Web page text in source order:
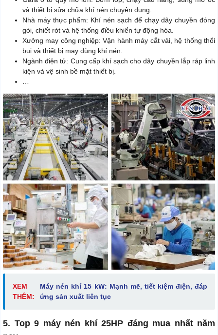
và thiết bị sửa chữa khí nén chuyên dụng.
Nhà máy thực phẩm: Khí nén sạch để chạy dây chuyền đóng
gói, chiết rót và hệ thống điều khiển tự động hóa.
Xưởng may công nghiệp: Vận hành máy cắt vải, hệ thống thổi
bụi và thiết bị may dùng khí nén.
Ngành điện tử: Cung cấp khí sạch cho dây chuyền lắp ráp linh
kiện và vệ sinh bề mặt thiết bị.
…
XEM
THÊM:
Máy nén khí 15 kW: Mạnh mẽ, tiết kiệm điện, đáp
ứng sản xuất liên tục
5. Top 9 máy nén khí 25HP đáng mua nhất năm